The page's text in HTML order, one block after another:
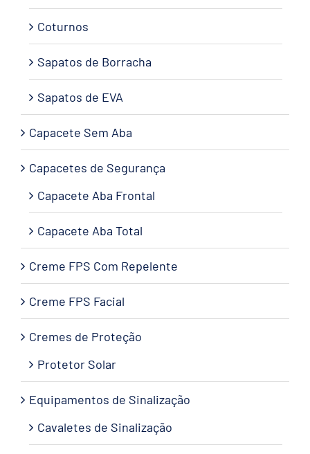
Coturnos
Sapatos de Borracha
Sapatos de EVA
Capacete Sem Aba
Capacetes de Segurança
Capacete Aba Frontal
Capacete Aba Total
Creme FPS Com Repelente
Creme FPS Facial
Cremes de Proteção
Protetor Solar
Equipamentos de Sinalização
Cavaletes de Sinalização